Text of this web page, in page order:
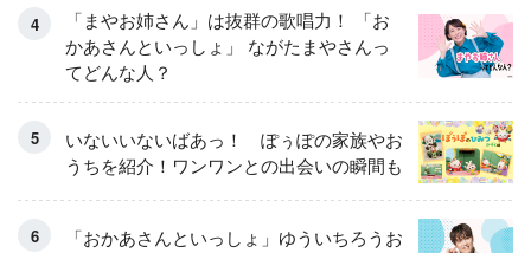
「まやお姉さん」は抜群の歌唱力！ 「お
かあさんといっしょ」 ながたまやさんっ
てどんな人？
いないいないばあっ！ ぽぅぽの家族やお
うちを紹介！ワンワンとの出会いの瞬間も
「おかあさんといっしょ」ゆういちろうお